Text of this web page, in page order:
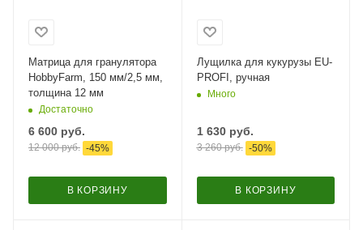
Матрица для гранулятора
HobbyFarm, 150 мм/2,5 мм,
толщина 12 мм
Достаточно
6 600 руб.
12 000руб. -45%
В КОРЗИНУ
Лущилка для кукурузы EU-
PROFI, ручная
Много
1 630руб.
3 260руб. -50%
В КОРЗИНУ